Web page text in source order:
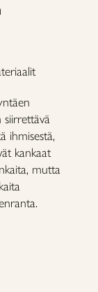
siirrettävä
ihmisestä,
kankaat
mutta